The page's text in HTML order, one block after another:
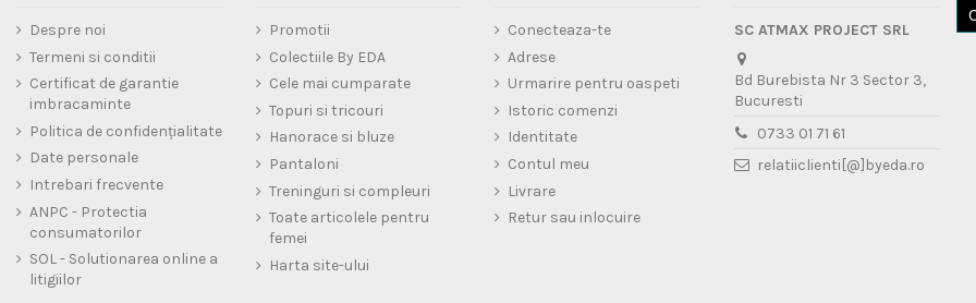
Despre noi
Termeni si conditii
Certificat de garantie
imbracaminte
Politica de confidențialitate
Date personale
Intrebari frecvente
ANPC - Protectia
consumatorilor
SOL - Solutionarea online a
litigiilor
Promotii
Colectiile By EDA
Cele mai cumparate
Topuri si tricouri
Hanorace si bluze
Pantaloni
Treninguri si compleuri
Toate articolele pentru
femei
Harta site-ului
Conecteaza-te
Adrese
Urmarire pentru oaspeti
Istoric comenzi
Identitate
Contul meu
Livrare
Retur sau inlocuire
SC ATMAX PROJECT SRL
Bd Burebista Nr 3 Sector 3,
Bucuresti
0733 01 71 61
relatiiclienti[@]byeda.ro